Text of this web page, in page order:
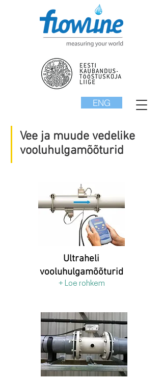
ENG
Vee ja muude vedelike
vooluhulgamõõturid
Ultraheli
vooluhulgamõõturid
+ Loe rohkem